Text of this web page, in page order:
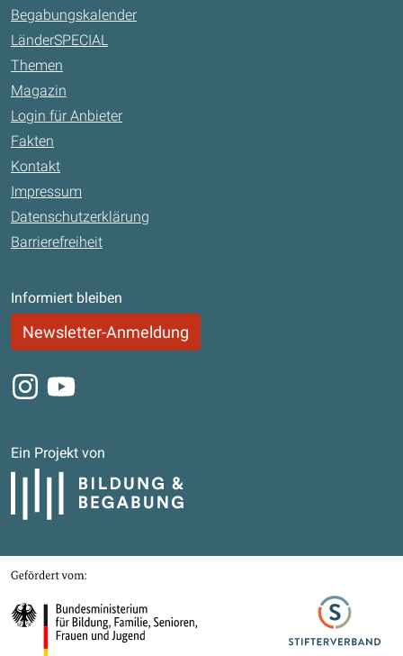
Begabungskalender
LänderSPECIAL
Themen
Magazin
Login für Anbieter
Fakten
Kontakt
Impressum
Datenschutzerklärung
Barrierefreiheit
Informiert bleiben
Newsletter-Anmeldung
Instagram
Youtube
Ein Projekt von
Bildung und Begabung
Gefördert von
Bundesministerium für Bildung, Familie, Senioren, Frauen und Jugend
Stifterverband